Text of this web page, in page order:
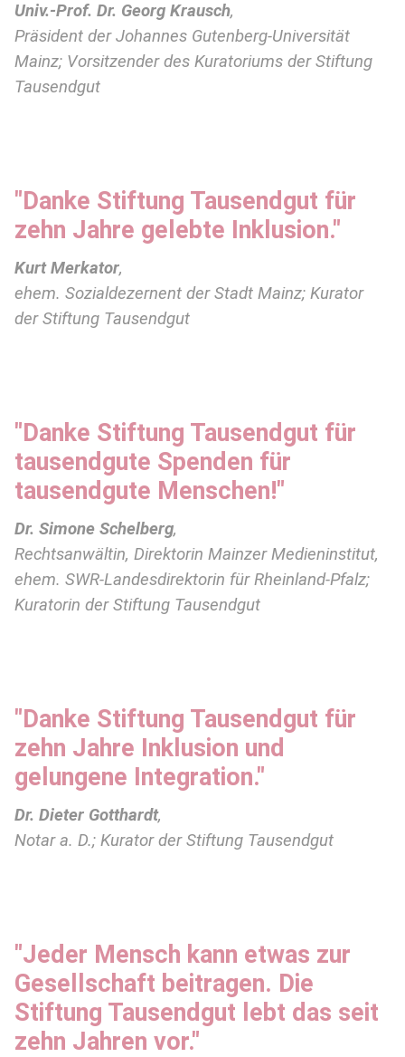
Univ.-Prof. Dr. Georg Krausch,
Präsident der Johannes Gutenberg-Universität
Mainz; Vorsitzender des Kuratoriums der Stiftung
Tausendgut
"Danke Stiftung Tausendgut für
zehn Jahre gelebte Inklusion."
Kurt Merkator,
ehem. Sozialdezernent der Stadt Mainz; Kurator
der Stiftung Tausendgut
"Danke Stiftung Tausendgut für
tausendgute Spenden für
tausendgute Menschen!"
Dr. Simone Schelberg,
Rechtsanwältin, Direktorin Mainzer Medieninstitut,
ehem. SWR-Landesdirektorin für Rheinland-Pfalz;
Kuratorin der Stiftung Tausendgut
"Danke Stiftung Tausendgut für
zehn Jahre Inklusion und
gelungene Integration."
Dr. Dieter Gotthardt,
Notar a. D.; Kurator der Stiftung Tausendgut
"Jeder Mensch kann etwas zur
Gesellschaft beitragen. Die
Stiftung Tausendgut lebt das seit
zehn Jahren vor."